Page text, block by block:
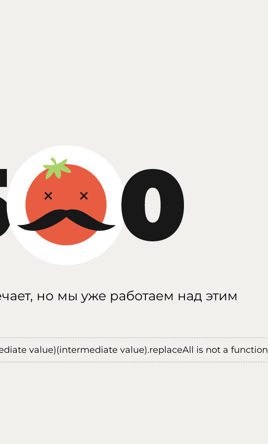
но мы уже работаем над этим
value)(intermediate value).replaceAll is not a function